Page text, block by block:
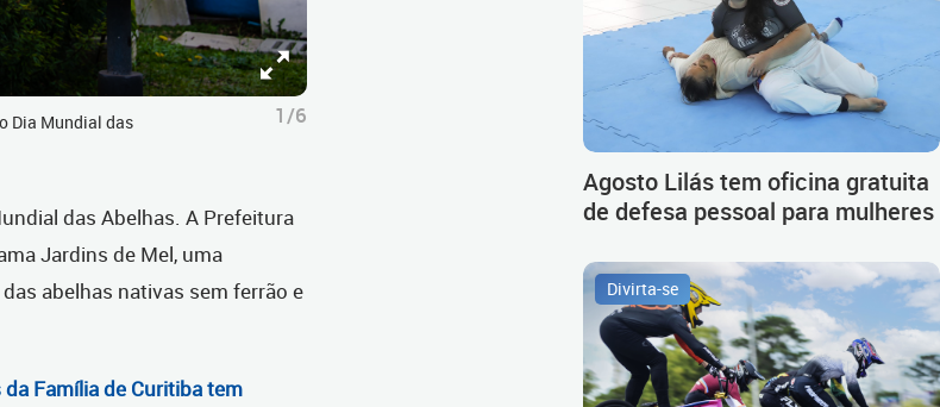
Dia Mundial das
1/6
das Abelhas. A Prefeitura
Jardins de Mel, uma
abelhas nativas sem ferrão e
Família de Curitiba tem
Agosto Lilás tem oficina gratuita
de defesa pessoal para mulheres
Divirta-se